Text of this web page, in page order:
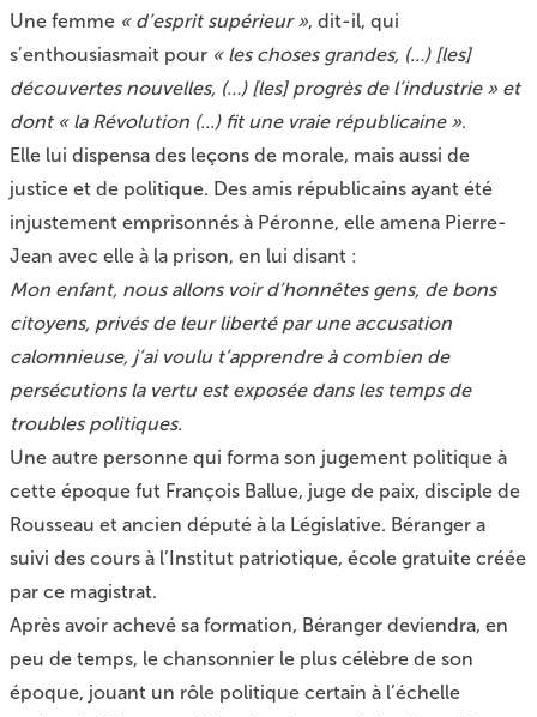
Une femme « d’esprit supérieur », dit-il, qui
s’enthousiasmait pour « les choses grandes, (…) [les]
découvertes nouvelles, (…) [les] progrès de l’industrie » et
dont « la Révolution (...) fit une vraie républicaine ».
Elle lui dispensa des leçons de morale, mais aussi de
justice et de politique. Des amis républicains ayant été
injustement emprisonnés à Péronne, elle amena Pierre-
Jean avec elle à la prison, en lui disant :
Mon enfant, nous allons voir d’honnêtes gens, de bons
citoyens, privés de leur liberté par une accusation
calomnieuse, j’ai voulu t’apprendre à combien de
persécutions la vertu est exposée dans les temps de
troubles politiques.
Une autre personne qui forma son jugement politique à
cette époque fut François Ballue, juge de paix, disciple de
Rousseau et ancien député à la Législative. Béranger a
suivi des cours à l’Institut patriotique, école gratuite créée
par ce magistrat.
Après avoir achevé sa formation, Béranger deviendra, en
peu de temps, le chansonnier le plus célèbre de son
époque, jouant un rôle politique certain à l’échelle